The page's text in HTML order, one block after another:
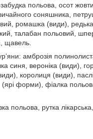
польова, осот
соняшника,
ромашка (види), редька
талабан польовий,
щавель.
амброзія
синя, вероніка (види),
королиця (види),
(ярі форми), фіалка
польова, рутка